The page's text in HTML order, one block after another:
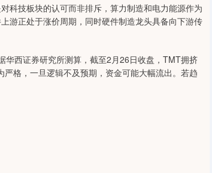
科技板块的认可而非排斥，算力制造和电力能源作为
游正处于涨价周期，同时硬件制造龙头具备向下游传
西证券研究所测算，截至2月26日收盘，TMT拥挤
格，一旦逻辑不及预期，资金可能大幅流出。若趋